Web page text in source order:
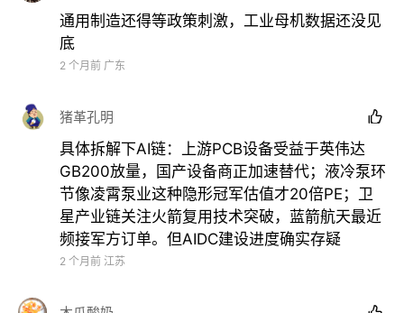
响，出海格局恶化、价格战兴起，将导致相关企业盈利
水平下降。
护、专利阻击、所有权安全等多种形式的贸易摩擦风
险，可能导致相关企业盈利水平下降。
投资策略：
展望下半年，国内外AI算力与具身智能产业将迎来重要
产业进展，配套AI硬件需求高增。通用制造业曙光出初
通用制造还得等政策刺激，工业母机数据还没见
底
2 个月前 广东
猪革孔明 
具体拆解下AI链：上游PCB设备受益于英伟达
GB200放量，国产设备商正加速替代；液冷泵环
节像凌霄泵业这种隐形冠军估值才20倍PE；卫
星产业链关注火箭复用技术突破，蓝箭航天最近
频接军方订单。但AIDC建设进度确实存疑
2 个月前 江苏